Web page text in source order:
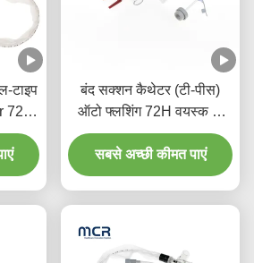
टाइप
72h
बंद सक्शन कैथेटर (टी-पीस)
ऑटो फ्लशिंग 72H वयस्क के
लिए
सबसे अच्छी कीमत पाएं